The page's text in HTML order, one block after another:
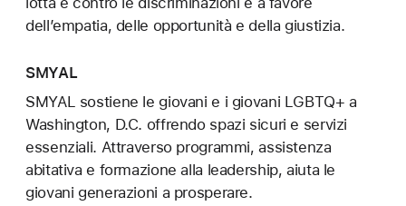
dell’empatia, delle opportunità e della giustizia.
SMYAL
SMYAL sostiene le giovani e i giovani LGBTQ+ a
Washington, D.C. offrendo spazi sicuri e servizi
essenziali. Attraverso programmi, assistenza
abitativa e formazione alla leadership, aiuta le
giovani generazioni a prosperare.